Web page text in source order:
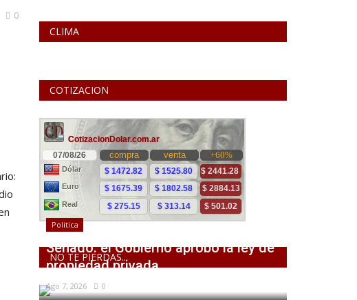
0
CLIMA
COTIZACION
NO TE PIERDAS...
Politica
Senado: el Gobierno aprobó la ley de
propiedad privada,...
Ago 7, 2026 0